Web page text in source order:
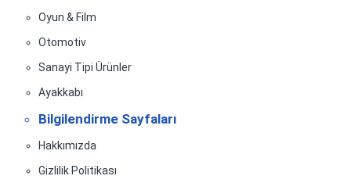
Oyun & Film
Otomotiv
Sanayi Tipi Ürünler
Ayakkabı
Bilgilendirme Sayfaları
Hakkımızda
Gizlilik Politikası